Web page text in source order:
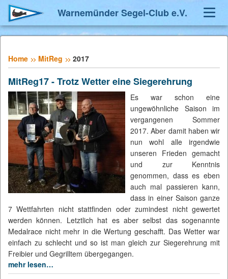
Warnemünder Segel-Club e.V.
Home MitReg 2017
MitReg17 - Trotz Wetter eine Siegerehrung
Es war schon eine
ungewöhnliche Saison im
vergangenen Sommer
2017. Aber damit haben wir
nun wohl alle irgendwie
unseren Frieden gemacht
und zur Kenntnis
genommen, dass es eben
auch mal passieren kann,
dass in einer Saison ganze
7 Wettfahrten nicht stattfinden oder zumindest nicht gewertet
werden können. Letztlich hat es aber selbst das sogenannte
Medalrace nicht mehr in die Wertung geschafft. Das Wetter war
einfach zu schlecht und so ist man gleich zur Siegerehrung mit
Freibier und Gegrilltem übergegangen.
mehr lesen…